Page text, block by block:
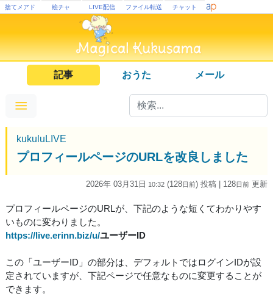
捨てメアド 絵チャ LIVE配信 ファイル転送 チャット
記事 おうた メール
kukuluLIVE
プロフィールページのURLを改良しました
2026年 03月31日 10:32 (128日前) 投稿 | 128日前 更新
プロフィールページのURLが、下記のような短くてわかりやす
いものに変わりました。
https://live.erinn.biz/u/ユーザーID
この「ユーザーID」の部分は、デフォルトではログインIDが設
定されていますが、下記ページで任意なものに変更することが
できます。